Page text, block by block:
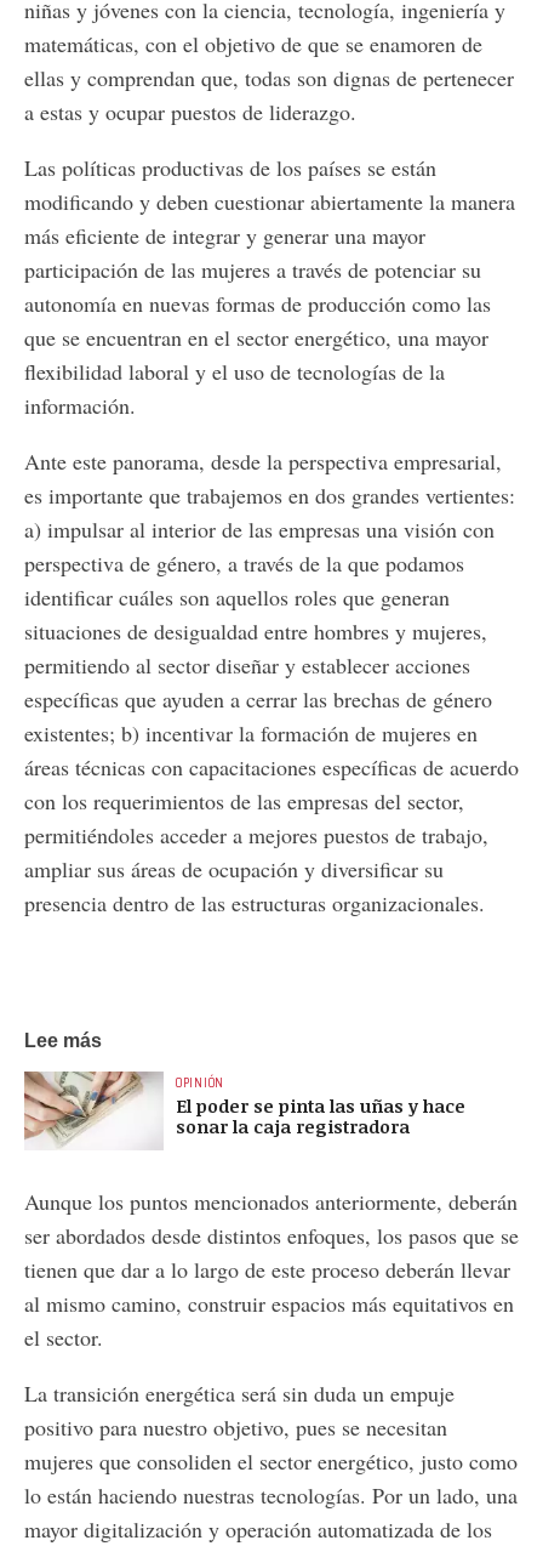
niñas y jóvenes con la ciencia, tecnología, ingeniería y
matemáticas, con el objetivo de que se enamoren de
ellas y comprendan que, todas son dignas de pertenecer
a estas y ocupar puestos de liderazgo.
Las políticas productivas de los países se están
modificando y deben cuestionar abiertamente la manera
más eficiente de integrar y generar una mayor
participación de las mujeres a través de potenciar su
autonomía en nuevas formas de producción como las
que se encuentran en el sector energético, una mayor
flexibilidad laboral y el uso de tecnologías de la
información.
Ante este panorama, desde la perspectiva empresarial,
es importante que trabajemos en dos grandes vertientes:
a) impulsar al interior de las empresas una visión con
perspectiva de género, a través de la que podamos
identificar cuáles son aquellos roles que generan
situaciones de desigualdad entre hombres y mujeres,
permitiendo al sector diseñar y establecer acciones
específicas que ayuden a cerrar las brechas de género
existentes; b) incentivar la formación de mujeres en
áreas técnicas con capacitaciones específicas de acuerdo
con los requerimientos de las empresas del sector,
permitiéndoles acceder a mejores puestos de trabajo,
ampliar sus áreas de ocupación y diversificar su
presencia dentro de las estructuras organizacionales.
Lee más
OPINIÓN
El poder se pinta las uñas y hace
sonar la caja registradora
Aunque los puntos mencionados anteriormente, deberán
ser abordados desde distintos enfoques, los pasos que se
tienen que dar a lo largo de este proceso deberán llevar
al mismo camino, construir espacios más equitativos en
el sector.
La transición energética será sin duda un empuje
positivo para nuestro objetivo, pues se necesitan
mujeres que consoliden el sector energético, justo como
lo están haciendo nuestras tecnologías. Por un lado, una
mayor digitalización y operación automatizada de los